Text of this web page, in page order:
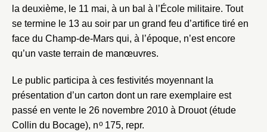
la deuxième, le 11 mai, à un bal à l’École militaire. Tout
se termine le 13 au soir par un grand feu d’artifice tiré en
face du Champ-de-Mars qui, à l’époque, n’est encore
qu’un vaste terrain de manœuvres.
Le public participa à ces festivités moyennant la
présentation d’un carton dont un rare exemplaire est
passé en vente le 26 novembre 2010 à Drouot (étude
Collin du Bocage), no175, repr.